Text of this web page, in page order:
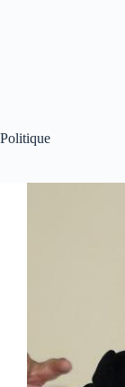
Politique